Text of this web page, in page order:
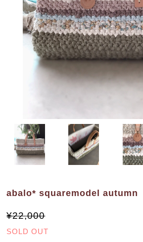
abalo* squaremodel autumn
¥22,000
SOLD OUT